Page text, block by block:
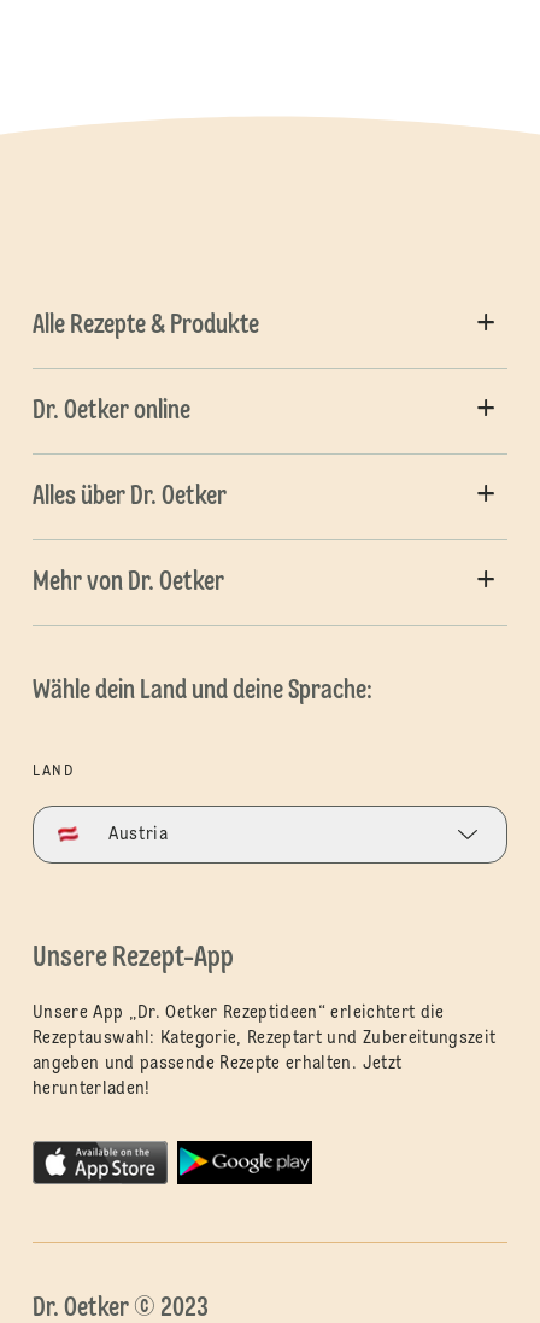
Alle Rezepte & Produkte
Dr. Oetker online
Alles über Dr. Oetker
Mehr von Dr. Oetker
Wähle dein Land und deine Sprache:
LAND
Austria
Unsere Rezept-App
Unsere App „Dr. Oetker Rezeptideen“ erleichtert die
Rezeptauswahl: Kategorie, Rezeptart und Zubereitungszeit
angeben und passende Rezepte erhalten. Jetzt
herunterladen!
Dr. Oetker © 2023